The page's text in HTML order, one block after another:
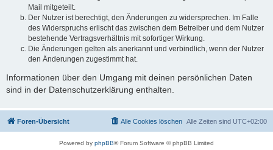
Mail mitgeteilt.
Der Nutzer ist berechtigt, den Änderungen zu widersprechen. Im Falle
des Widerspruchs erlischt das zwischen dem Betreiber und dem Nutzer
bestehende Vertragsverhältnis mit sofortiger Wirkung.
Die Änderungen gelten als anerkannt und verbindlich, wenn der Nutzer
den Änderungen zugestimmt hat.
Informationen über den Umgang mit deinen persönlichen Daten
sind in der Datenschutzerklärung enthalten.
Foren-Übersicht Alle Zeiten sind UTC+02:00
Alle Cookies löschen
Powered by phpBB® Forum Software © phpBB Limited